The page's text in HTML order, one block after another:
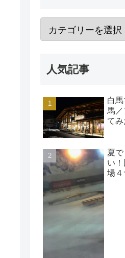
人気記事
白
馬
てみ
夏
い
場４